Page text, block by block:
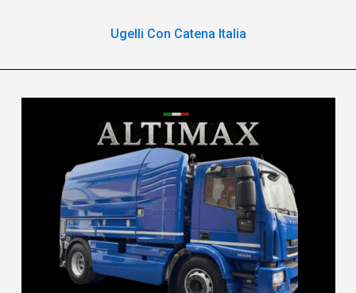
Ugelli Con Catena Italia